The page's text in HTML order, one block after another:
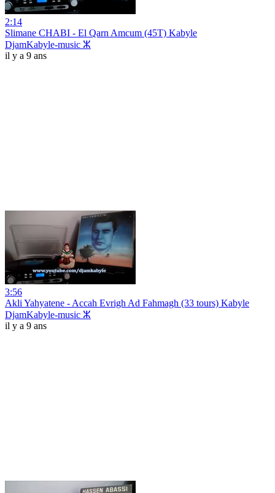
2:14
Slimane CHABI - El Qarn Amcum (45T) Kabyle
DjamKabyle-music ⵣ
il y a 9 ans
3:56
Akli Yahyatene - Accah Evrigh Ad Fahmagh (33 tours) Kabyle
DjamKabyle-music ⵣ
il y a 9 ans